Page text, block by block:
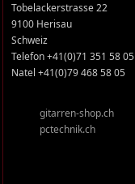
Tobelackerstrasse 22
9100 Herisau
Schweiz
Telefon +41(0)71 351 58 05
Natel +41(0)79 468 58 05
gitarren-shop.ch
pctechnik.ch